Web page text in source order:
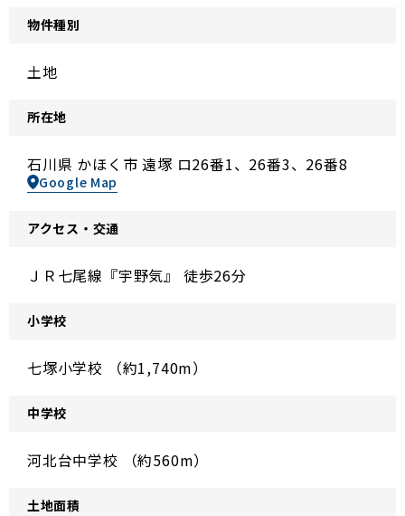
物件種別
土地
所在地
石川県 かほく市 遠塚 ロ26番1、26番3、26番8
Google Map
アクセス・交通
ＪＲ七尾線『宇野気』 徒歩26分
小学校
七塚小学校 （約1,740m）
中学校
河北台中学校 （約560m）
土地面積